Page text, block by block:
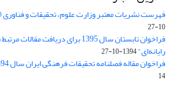
فهرست نشریات معتبر وزارت علوم، تحقیقات و فناوری (آبان
10-27
فراخوان تابستان سال 1395 برای دریافت
رایانه‌ای"1394-10-27
فراخوان مقاله فصلنامه تحقیقات فرهنگی ایران سال 1394 و 1395
14